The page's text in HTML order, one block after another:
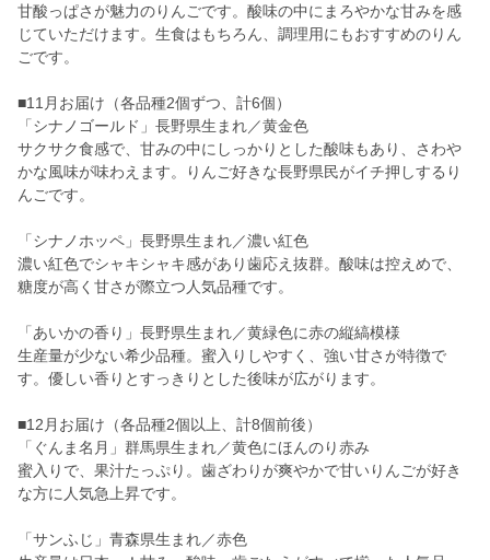
甘酸っぱさが魅力のりんごです。酸味の中にまろやかな甘みを感
じていただけます。生食はもちろん、調理用にもおすすめのりん
ごです。
■11月お届け（各品種2個ずつ、計6個）
「シナノゴールド」長野県生まれ／黄金色
サクサク食感で、甘みの中にしっかりとした酸味もあり、さわや
かな風味が味わえます。りんご好きな長野県民がイチ押しするり
んごです。
「シナノホッペ」長野県生まれ／濃い紅色
濃い紅色でシャキシャキ感があり歯応え抜群。酸味は控えめで、
糖度が高く甘さが際立つ人気品種です。
「あいかの香り」長野県生まれ／黄緑色に赤の縦縞模様
生産量が少ない希少品種。蜜入りしやすく、強い甘さが特徴で
す。優しい香りとすっきりとした後味が広がります。
■12月お届け（各品種2個以上、計8個前後）
「ぐんま名月」群馬県生まれ／黄色にほんのり赤み
蜜入りで、果汁たっぷり。歯ざわりが爽やかで甘いりんごが好き
な方に人気急上昇です。
「サンふじ」青森県生まれ／赤色